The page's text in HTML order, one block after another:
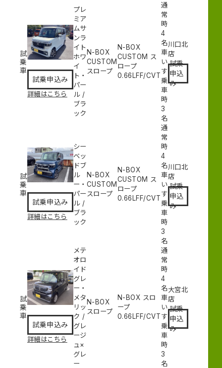
試
乗
車
試乗申込み
詳細はこちら
プレ
ミア
ムサ
ンラ
イト
ホワ
イ
ト・
パー
ル/
ブラ
ック
N-BOX
CUSTOM
スロープ
N-BOX
CUSTOM ス
ロープ
0.66LFF/CVT
通
常
時
4
名
車
い
す
乗
車
時
3
名
川口北
店
試乗
申込
み
試
乗
車
試乗申込み
詳細はこちら
シー
ベッ
ドブ
ル
ー・
パー
ル/
ブラ
ック
N-BOX
CUSTOM
スロープ
N-BOX
CUSTOM ス
ロープ
0.66LFF/CVT
通
常
時
4
名
車
い
す
乗
車
時
3
名
川口北
店
試乗
申込
み
試
乗
車
試乗申込み
詳細はこちら
メテ
オロ
イド
グレ
ー・
メタ
リッ
ク /
グレ
ージ
ュ×
グレ
ー
N-BOX
スロープ
N-BOX スロ
ープ
0.66LFF/CVT
通
常
時
4
名
車
い
す
乗
車
時
3
名
大宮北
店
試乗
申込
み